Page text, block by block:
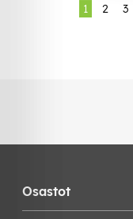
1 2 3
Osastot